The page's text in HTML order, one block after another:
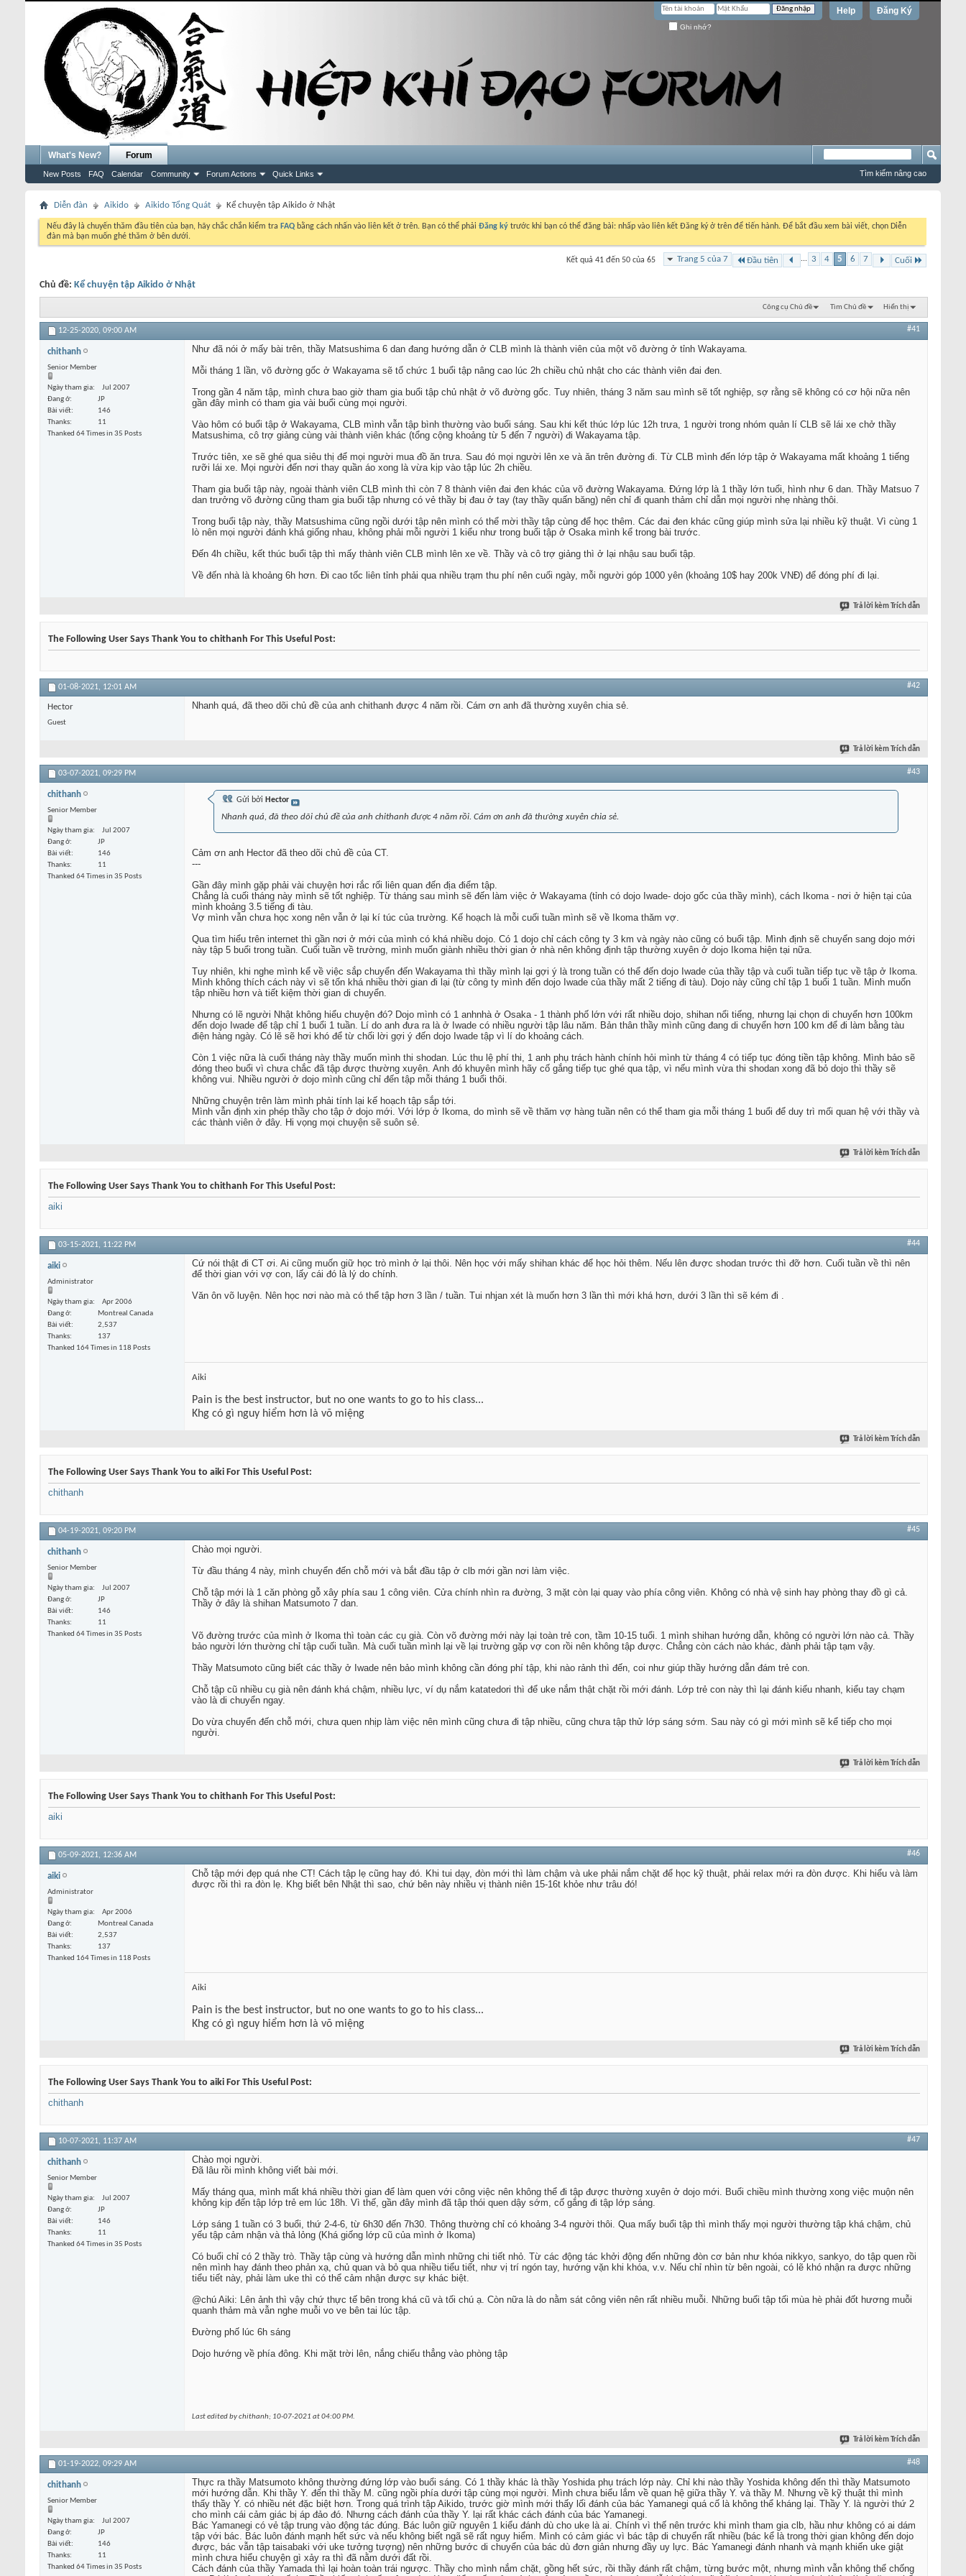
Đăng Ký
Help
Ghi nhớ?
What's New? Forum
New Posts FAQ Calendar Community Forum Actions Quick Links Tìm kiếm nâng cao
Diễn đàn Aikido Aikido Tổng Quát Kể chuyện tập Aikido ở Nhật
Nếu đây là chuyến thăm đầu tiên của bạn, hãy chắc chắn kiểm tra FAQ bằng cách nhấn vào liên kết ở trên. Bạn có thể phải Đăng ký trước khi bạn có thể đăng bài: nhấp vào liên kết Đăng ký ở trên để tiến hành. Để bắt đầu xem bài viết, chọn Diễn
đàn mà bạn muốn ghé thăm ở bên dưới.
Trang 5 của 7 Đầu tiên ... 3 4 5 6 7 Cuối
Kết quả 41 đến 50 của 65
Chủ đề: Kể chuyện tập Aikido ở Nhật
Công cụ Chủ đề Tìm Chủ đề Hiển thị
12-25-2020, 09:00 AM #41
chithanh
Senior Member
Ngày tham gia
Jul 2007
Đang ở
JP
Bài viết
146
Thanks
11
Thanked 64 Times in 35 Posts
Như đã nói ở mấy bài trên, thầy Matsushima 6 dan đang hướng dẫn ở CLB mình là thành viên của một võ đường ở tỉnh Wakayama.
Mỗi tháng 1 lần, võ đường gốc ở Wakayama sẽ tổ chức 1 buổi tập nâng cao lúc 2h chiều chủ nhật cho các thành viên đai đen.
Trong gần 4 năm tập, mình chưa bao giờ tham gia buổi tập chủ nhật ở võ đường gốc. Tuy nhiên, tháng 3 năm sau mình sẽ tốt nghiệp, sợ rằng sẽ không có cơ hội nữa nên
gần đây mình có tham gia vài buổi cùng mọi người.
Vào hôm có buổi tập ở Wakayama, CLB mình vẫn tập bình thường vào buổi sáng. Sau khi kết thúc lớp lúc 12h trưa, 1 người trong nhóm quản lí CLB sẽ lái xe chở thầy
Matsushima, cô trợ giảng cùng vài thành viên khác (tổng cộng khoảng từ 5 đến 7 người) đi Wakayama tập.
Trước tiên, xe sẽ ghé qua siêu thị để mọi người mua đồ ăn trưa. Sau đó mọi người lên xe và ăn trên đường đi. Từ CLB mình đến lớp tập ở Wakayama mất khoảng 1 tiếng
rưỡi lái xe. Mọi người đến nơi thay quần áo xong là vừa kịp vào tập lúc 2h chiều.
Tham gia buổi tập này, ngoài thành viên CLB mình thì còn 7 8 thành viên đai đen khác của võ đường Wakayama. Đứng lớp là 1 thầy lớn tuổi, hình như 6 dan. Thầy Matsuo 7
dan trưởng võ đường cũng tham gia buổi tập nhưng có vẻ thầy bị đau ở tay (tay thầy quấn băng) nên chỉ đi quanh thảm chỉ dẫn mọi người nhẹ nhàng thôi.
Trong buổi tập này, thầy Matsushima cũng ngồi dưới tập nên mình có thể mời thầy tập cùng để học thêm. Các đai đen khác cũng giúp mình sửa lại nhiều kỹ thuật. Vì cùng 1
lò nên mọi người đánh khá giống nhau, không phải mỗi người 1 kiểu như trong buổi tập ở Osaka mình kể trong bài trước.
Đến 4h chiều, kết thúc buổi tập thì mấy thành viên CLB mình lên xe về. Thầy và cô trợ giảng thì ở lại nhậu sau buổi tập.
Về đến nhà là khoảng 6h hơn. Đi cao tốc liên tỉnh phải qua nhiều trạm thu phí nên cuối ngày, mỗi người góp 1000 yên (khoảng 10$ hay 200k VNĐ) để đóng phí đi lại.
Trả lời kèm Trích dẫn
The Following User Says Thank You to chithanh For This Useful Post:
01-08-2021, 12:01 AM #42
Hector
Guest
Nhanh quá, đã theo dõi chủ đề của anh chithanh được 4 năm rồi. Cám ơn anh đã thường xuyên chia sẻ.
Trả lời kèm Trích dẫn
03-07-2021, 09:29 PM #43
chithanh
Senior Member
Ngày tham gia
Jul 2007
Đang ở
JP
Bài viết
146
Thanks
11
Thanked 64 Times in 35 Posts
Gửi bởi Hector
Nhanh quá, đã theo dõi chủ đề của anh chithanh được 4 năm rồi. Cám ơn anh đã thường xuyên chia sẻ.
Cảm ơn anh Hector đã theo dõi chủ đề của CT.
---
Gần đây mình gặp phải vài chuyện hơi rắc rối liên quan đến địa điểm tập.
Chẳng là cuối tháng này mình sẽ tốt nghiệp. Từ tháng sau mình sẽ đến làm việc ở Wakayama (tỉnh có dojo Iwade- dojo gốc của thầy mình), cách Ikoma - nơi ở hiện tại của
mình khoảng 3.5 tiếng đi tàu.
Vợ mình vẫn chưa học xong nên vẫn ở lại kí túc của trường. Kế hoạch là mỗi cuối tuần mình sẽ về Ikoma thăm vợ.
Qua tìm hiểu trên internet thì gần nơi ở mới của mình có khá nhiều dojo. Có 1 dojo chỉ cách công ty 3 km và ngày nào cũng có buổi tập. Mình định sẽ chuyển sang dojo mới
này tập 5 buổi trong tuần. Cuối tuần về trường, mình muốn giành nhiều thời gian ở nhà nên không định tập thường xuyên ở dojo Ikoma hiện tại nữa.
Tuy nhiên, khi nghe mình kể về việc sắp chuyển đến Wakayama thì thầy mình lại gợi ý là trong tuần có thể đến dojo Iwade của thầy tập và cuối tuần tiếp tục về tập ở Ikoma.
Mình không thích cách này vì sẽ tốn khá nhiều thời gian đi lại (từ công ty mình đến dojo Iwade của thầy mất 2 tiếng đi tàu). Dojo này cũng chỉ tập 1 buổi 1 tuần. Mình muốn
tập nhiều hơn và tiết kiệm thời gian di chuyển.
Nhưng có lẽ người Nhật không hiểu chuyện đó? Dojo mình có 1 anhnhà ở Osaka - 1 thành phố lớn với rất nhiều dojo, shihan nổi tiếng, nhưng lại chọn di chuyển hơn 100km
đến dojo Iwade để tập chỉ 1 buổi 1 tuần. Lí do anh đưa ra là ở Iwade có nhiều người tập lâu năm. Bản thân thầy mình cũng đang di chuyển hơn 100 km để đi làm bằng tàu
điện hàng ngày. Có lẽ sẽ hơi khó để từ chối lời gợi ý đến dojo Iwade tập vì lí do khoảng cách.
Còn 1 việc nữa là cuối tháng này thầy muốn mình thi shodan. Lúc thu lệ phí thi, 1 anh phụ trách hành chính hỏi mình từ tháng 4 có tiếp tục đóng tiền tập không. Mình bảo sẽ
đóng theo buổi vì chưa chắc đã tập được thường xuyên. Anh đó khuyên mình hãy cố gắng tiếp tục ghé qua tập, vì nếu mình vừa thi shodan xong đã bỏ dojo thì thầy sẽ
không vui. Nhiều người ở dojo mình cũng chỉ đến tập mỗi tháng 1 buổi thôi.
Những chuyện trên làm mình phải tính lại kế hoạch tập sắp tới.
Mình vẫn định xin phép thầy cho tập ở dojo mới. Với lớp ở Ikoma, do mình sẽ về thăm vợ hàng tuần nên có thể tham gia mỗi tháng 1 buổi để duy trì mối quan hệ với thầy và
các thành viên ở đây. Hi vọng mọi chuyện sẽ suôn sẻ.
Trả lời kèm Trích dẫn
The Following User Says Thank You to chithanh For This Useful Post:
aiki
03-15-2021, 11:22 PM #44
aiki
Administrator
Ngày tham gia
Apr 2006
Đang ở
Montreal Canada
Bài viết
2,537
Thanks
137
Thanked 164 Times in 118 Posts
Cứ nói thật đi CT ơi. Ai cũng muốn giữ học trò mình ở lại thôi. Nên học với mấy shihan khác để học hỏi thêm. Nếu lên được shodan trước thì đỡ hơn. Cuối tuần về thì nên
để thời gian với vợ con, lấy cái đó là lý do chính.
Văn ôn võ luyện. Nên học nơi nào mà có thể tập hơn 3 lần / tuần. Tui nhjan xét là muốn hơn 3 lần thì mới khá hơn, dưới 3 lần thì sẽ kém đi .
Aiki
Pain is the best instructor, but no one wants to go to his class...
Khg có gì nguy hiểm hơn là võ miệng
Trả lời kèm Trích dẫn
The Following User Says Thank You to aiki For This Useful Post:
chithanh
04-19-2021, 09:20 PM #45
chithanh
Senior Member
Ngày tham gia
Jul 2007
Đang ở
JP
Bài viết
146
Thanks
11
Thanked 64 Times in 35 Posts
Chào mọi người.
Từ đầu tháng 4 này, mình chuyển đến chỗ mới và bắt đầu tập ở clb mới gần nơi làm việc.
Chỗ tập mới là 1 căn phòng gỗ xây phía sau 1 công viên. Cửa chính nhìn ra đường, 3 mặt còn lại quay vào phía công viên. Không có nhà vệ sinh hay phòng thay đồ gì cả.
Thầy ở đây là shihan Matsumoto 7 dan.
Võ đường trước của mình ở Ikoma thì toàn các cụ già. Còn võ đường mới này lại toàn trẻ con, tầm 10-15 tuổi. 1 mình shihan hướng dẫn, không có người lớn nào cả. Thầy
bảo người lớn thường chỉ tập cuối tuần. Mà cuối tuần mình lại về lại trường gặp vợ con rồi nên không tập được. Chẳng còn cách nào khác, đành phải tập tạm vậy.
Thầy Matsumoto cũng biết các thầy ở Iwade nên bảo mình không cần đóng phí tập, khi nào rảnh thì đến, coi như giúp thầy hướng dẫn đám trẻ con.
Chỗ tập cũ nhiều cụ già nên đánh khá chậm, nhiều lực, ví dụ nắm katatedori thì để uke nắm thật chặt rồi mới đánh. Lớp trẻ con này thì lại đánh kiểu nhanh, kiểu tay chạm
vào là di chuyển ngay.
Do vừa chuyển đến chỗ mới, chưa quen nhịp làm việc nên mình cũng chưa đi tập nhiều, cũng chưa tập thử lớp sáng sớm. Sau này có gì mới mình sẽ kể tiếp cho mọi
người.
Trả lời kèm Trích dẫn
The Following User Says Thank You to chithanh For This Useful Post:
aiki
05-09-2021, 12:36 AM #46
aiki
Administrator
Ngày tham gia
Apr 2006
Đang ở
Montreal Canada
Bài viết
2,537
Thanks
137
Thanked 164 Times in 118 Posts
Chỗ tập mới đẹp quá nhe CT! Cách tập lẹ cũng hay đó. Khi tui dạy, đòn mới thì làm chậm và uke phải nắm chặt để học kỹ thuật, phải relax mới ra đòn được. Khi hiểu và làm
được rồi thì ra đòn lẹ. Khg biết bên Nhật thì sao, chứ bên này nhiều vị thành niên 15-16t khỏe như trâu đó!
Aiki
Pain is the best instructor, but no one wants to go to his class...
Khg có gì nguy hiểm hơn là võ miệng
Trả lời kèm Trích dẫn
The Following User Says Thank You to aiki For This Useful Post:
chithanh
10-07-2021, 11:37 AM #47
chithanh
Senior Member
Ngày tham gia
Jul 2007
Đang ở
JP
Bài viết
146
Thanks
11
Thanked 64 Times in 35 Posts
Chào mọi người.
Đã lâu rồi mình không viết bài mới.
Mấy tháng qua, mình mất khá nhiều thời gian để làm quen với công việc nên không thể đi tập được thường xuyên ở dojo mới. Buổi chiều mình thường xong việc muộn nên
không kịp đến tập lớp trẻ em lúc 18h. Vì thế, gần đây mình đã tập thói quen dậy sớm, cố gắng đi tập lớp sáng.
Lớp sáng 1 tuần có 3 buổi, thứ 2-4-6, từ 6h30 đến 7h30. Thông thường chỉ có khoảng 3-4 người thôi. Qua mấy buổi tập thì mình thấy mọi người thường tập khá chậm, chủ
yếu tập cảm nhận và thả lỏng (Khá giống lớp cũ của mình ở Ikoma)
Có buổi chỉ có 2 thầy trò. Thầy tập cùng và hướng dẫn mình những chi tiết nhỏ. Từ các động tác khởi động đến những đòn cơ bản như khóa nikkyo, sankyo, do tập quen rồi
nên mình hay đánh theo phản xạ, chủ quan và bỏ qua nhiều tiểu tiết, như vị trí ngón tay, hướng vặn khi khóa, v.v. Nếu chỉ nhìn từ bên ngoài, có lẽ khó nhận ra được những
tiểu tiết này, phải làm uke thì có thể cảm nhận được sự khác biệt.
@chú Aiki: Lên ảnh thì vậy chứ thực tế bên trong khá cũ và tối chú ạ. Còn nữa là do nằm sát công viên nên rất nhiều muỗi. Những buổi tập tối mùa hè phải đốt hương muỗi
quanh thảm mà vẫn nghe muỗi vo ve bên tai lúc tập.
Đường phố lúc 6h sáng
Dojo hướng về phía đông. Khi mặt trời lên, nắng chiếu thẳng vào phòng tập
Last edited by chithanh; 10-07-2021 at04:00 PM.
Trả lời kèm Trích dẫn
01-19-2022, 09:29 AM #48
chithanh
Senior Member
Ngày tham gia
Jul 2007
Đang ở
JP
Bài viết
146
Thanks
11
Thanked 64 Times in 35 Posts
Thực ra thầy Matsumoto không thường đứng lớp vào buổi sáng. Có 1 thầy khác là thầy Yoshida phụ trách lớp này. Chỉ khi nào thầy Yoshida không đến thì thầy Matsumoto
mới hướng dẫn. Khi thầy Y. đến thì thầy M. cũng ngồi phía dưới tập cùng mọi người. Mình chưa biểu lắm về quan hệ giữa thầy Y. và thầy M. Nhưng về kỹ thuật thì mình
thấy thầy Y. có nhiều nét đặc biệt hơn. Trong quá trình tập Aikido, trước giờ mình mới thấy lối đánh của bác Yamanegi quá cố là không thể kháng lại. Thầy Y. là người thứ 2
cho mình cái cảm giác bị áp đảo đó. Nhưng cách đánh của thầy Y. lại rất khác cách đánh của bác Yamanegi.
Bác Yamanegi có vẻ tập trung vào động tác đúng. Bác luôn giữ nguyên 1 kiểu đánh dù cho uke là ai. Chính vì thế nên trước khi mình tham gia clb, hầu như không có ai dám
tập với bác. Bác luôn đánh mạnh hết sức và nếu không biết ngã sẽ rất nguy hiểm. Mình có cảm giác vì bác tập di chuyển rất nhiều (bác kể là trong thời gian không đến dojo
được, bác vẫn tập taisabaki với uke tưởng tượng) nên những bước di chuyển của bác dù đơn giản nhưng đầy uy lực. Bác Yamanegi đánh nhanh và mạnh khiến uke giật
mình chưa hiểu chuyện gì xảy ra thì đã nằm dưới đất rồi.
Cách đánh của thầy Yamada thì lại hoàn toàn trái ngược. Thầy cho mình nắm chặt, gồng hết sức, rồi thầy đánh rất chậm, từng bước một, nhưng mình vẫn không thể chống